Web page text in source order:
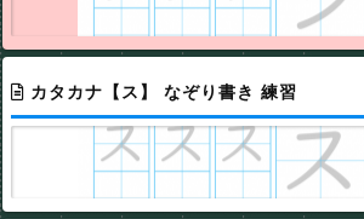
カタカナ【ス】 なぞり書き 練習